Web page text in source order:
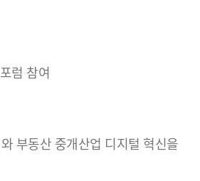
럼 참여
부동산 중개산업 디지털 혁신을